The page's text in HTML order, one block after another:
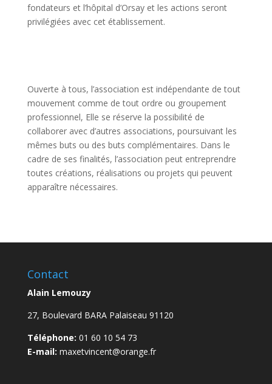
fondateurs et l’hôpital d’Orsay et les actions seront
privilégiées avec cet établissement.
Ouverte à tous, l’association est indépendante de tout
mouvement comme de tout ordre ou groupement
professionnel, Elle se réserve la possibilité de
collaborer avec d’autres associations, poursuivant les
mêmes buts ou des buts complémentaires. Dans le
cadre de ses finalités, l’association peut entreprendre
toutes créations, réalisations ou projets qui peuvent
apparaître nécessaires.
Contact
Alain Lemouzy
27, Boulevard BARA Palaiseau 91120
Téléphone: 01 60 10 54 73
E-mail: maxetvincent@orange.fr